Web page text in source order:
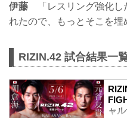
伊藤 「レスリング強化し
れたので、もっとそこを埋
RIZIN.42 試合結果一
ャ